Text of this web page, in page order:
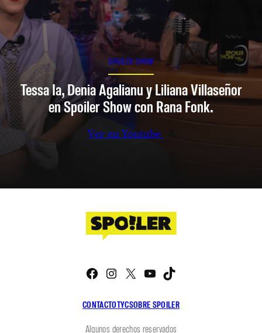
SPOILER SHOW
Tessa Ia, Denia Agalianu y Liliana Villaseñor
en Spoiler Show con Rana Fonk.
Ver en Youtube
CONTACTOTYCSOBRE SPOILER
Facebook
Instagram
X YouTube
Algunos derechos reservados